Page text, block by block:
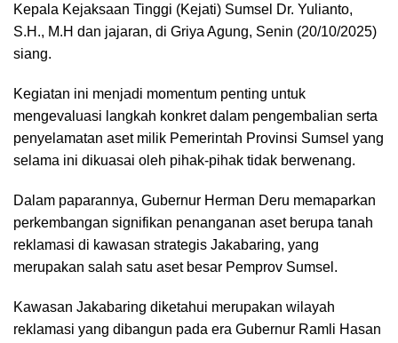
Kepala Kejaksaan Tinggi (Kejati) Sumsel Dr. Yulianto,
S.H., M.H dan jajaran, di Griya Agung, Senin (20/10/2025)
siang.
Kegiatan ini menjadi momentum penting untuk
mengevaluasi langkah konkret dalam pengembalian serta
penyelamatan aset milik Pemerintah Provinsi Sumsel yang
selama ini dikuasai oleh pihak-pihak tidak berwenang.
Dalam paparannya, Gubernur Herman Deru memaparkan
perkembangan signifikan penanganan aset berupa tanah
reklamasi di kawasan strategis Jakabaring, yang
merupakan salah satu aset besar Pemprov Sumsel.
Kawasan Jakabaring diketahui merupakan wilayah
reklamasi yang dibangun pada era Gubernur Ramli Hasan